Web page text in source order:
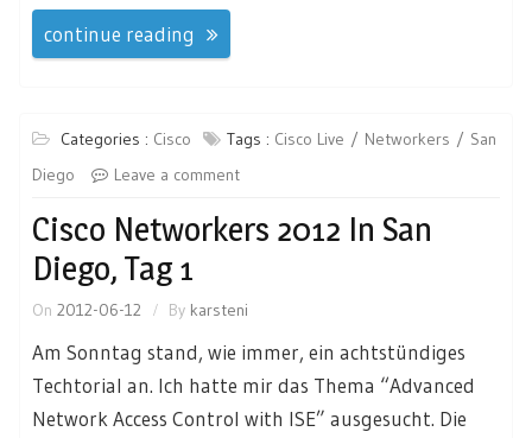
continue reading
Categories : Cisco Tags : Cisco Live Networkers
San
Diego
Leave a comment
Cisco Networkers 2012 In San
Diego, Tag 1
On 2012-06-12 By karsteni
Am Sonntag stand, wie immer, ein achtstündiges
Techtorial an. Ich hatte mir das Thema “Advanced
Network Access Control with ISE” ausgesucht. Die